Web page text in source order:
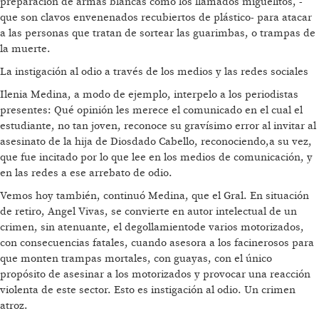
que son clavos envenenados recubiertos de plástico- para atacar
a las personas que tratan de sortear las guarimbas, o trampas de
la muerte.
La instigación al odio a través de los medios y las redes sociales
Ilenia Medina, a modo de ejemplo, interpelo a los periodistas
presentes: Qué opinión les merece el comunicado en el cual el
estudiante, no tan joven, reconoce su gravísimo error al invitar al
asesinato de la hija de Diosdado Cabello, reconociendo,a su vez,
que fue incitado por lo que lee en los medios de comunicación, y
en las redes a ese arrebato de odio.
Vemos hoy también, continuó Medina, que el Gral. En situación
de retiro, Angel Vivas, se convierte en autor intelectual de un
crimen, sin atenuante, el degollamientode varios motorizados,
con consecuencias fatales, cuando asesora a los facinerosos para
que monten trampas mortales, con guayas, con el único
propósito de asesinar a los motorizados y provocar una reacción
violenta de este sector. Esto es instigación al odio. Un crimen
atroz.